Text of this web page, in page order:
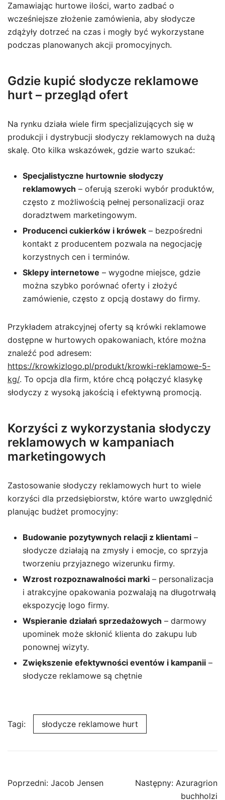
Zamawiając hurtowe ilości, warto zadbać o
wcześniejsze złożenie zamówienia, aby słodycze
zdążyły dotrzeć na czas i mogły być wykorzystane
podczas planowanych akcji promocyjnych.
Gdzie kupić słodycze reklamowe
hurt – przegląd ofert
Na rynku działa wiele firm specjalizujących się w
produkcji i dystrybucji słodyczy reklamowych na dużą
skalę. Oto kilka wskazówek, gdzie warto szukać:
Specjalistyczne hurtownie słodyczy
reklamowych – oferują szeroki wybór produktów,
często z możliwością pełnej personalizacji oraz
doradztwem marketingowym.
Producenci cukierków i krówek – bezpośredni
kontakt z producentem pozwala na negocjację
korzystnych cen i terminów.
Sklepy internetowe – wygodne miejsce, gdzie
można szybko porównać oferty i złożyć
zamówienie, często z opcją dostawy do firmy.
Przykładem atrakcyjnej oferty są krówki reklamowe
dostępne w hurtowych opakowaniach, które można
znaleźć pod adresem:
https://krowkizlogo.pl/produkt/krowki-reklamowe-5-
kg/. To opcja dla firm, które chcą połączyć klasykę
słodyczy z wysoką jakością i efektywną promocją.
Korzyści z wykorzystania słodyczy
reklamowych w kampaniach
marketingowych
Zastosowanie słodyczy reklamowych hurt to wiele
korzyści dla przedsiębiorstw, które warto uwzględnić
planując budżet promocyjny:
Budowanie pozytywnych relacji z klientami –
słodycze działają na zmysły i emocje, co sprzyja
tworzeniu przyjaznego wizerunku firmy.
Wzrost rozpoznawalności marki – personalizacja
i atrakcyjne opakowania pozwalają na długotrwałą
ekspozycję logo firmy.
Wspieranie działań sprzedażowych – darmowy
upominek może skłonić klienta do zakupu lub
ponownej wizyty.
Zwiększenie efektywności eventów i kampanii –
słodycze reklamowe są chętnie
Tagi: słodycze reklamowe hurt
Nawigacja
Poprzedni: Jacob Jensen Następny: Azuragrion
buchholzi